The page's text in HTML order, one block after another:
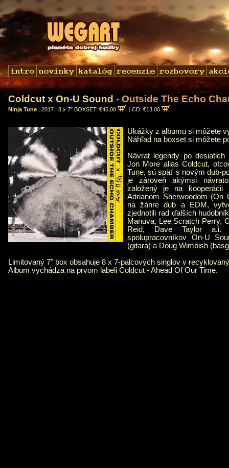
Coldcut x On-U Sound - Outside The Echo
Ninja Tune | 2017 | 8 x 7" BOXSET: €45,00 | CD: €13,00
Ukážky z albumu si môžete
Náhľad na boxset si môžete
Návrat legendy po
Jon More alias Coldcut,
Tune, sú späť s novým dub-
je zároveň akýmsi
založený je na
Adrianom Sherwoodom (On
na žánre dub a EDM,
zjednotili rad ďalších
Manuva, Lee Scratch Perry,
Reid, Dave Taylor a.i.
spolupracovníkov On-U
(gitara) a Doug Wimbish
Limitovaný 7" box obsahuje 8 x 7-palcových singlov v
Album vychádza na prvom labeli Coldcut - Ahead Of Our Time.